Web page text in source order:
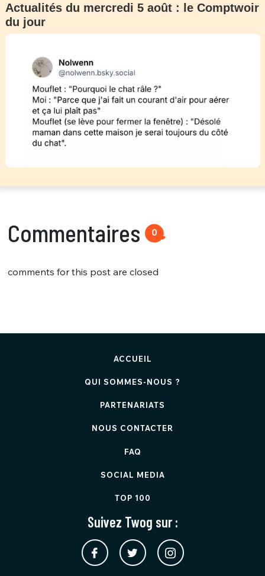
Actualités du mercredi 5 août : le Comptwoir
du jour
Commentaires 0
comments for this post are closed
ACCUEIL
QUI SOMMES-NOUS ?
PARTENARIATS
NOUS CONTACTER
FAQ
SOCIAL MEDIA
TOP 100
Suivez Twog sur :